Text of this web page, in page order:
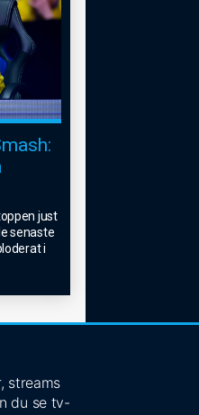
just
senaste
i
streams
du se tv-